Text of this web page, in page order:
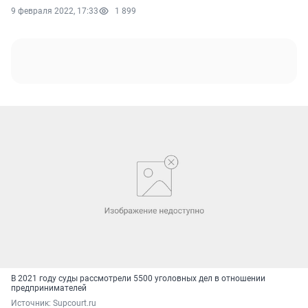
9 февраля 2022, 17:33 1 899
В 2021 году суды рассмотрели 5500 уголовных дел в отношении
предпринимателей
Источник: Supcourt.ru